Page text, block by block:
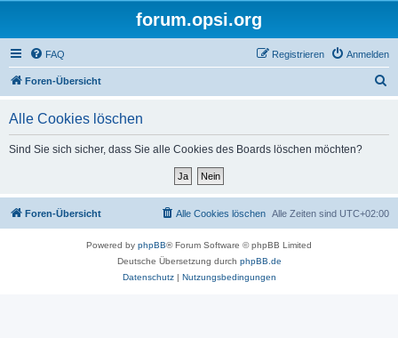
forum.opsi.org
FAQ Anmelden
Registrieren
Foren-Übersicht
Alle Cookies löschen
Sind Sie sich sicher, dass Sie alle Cookies des Boards löschen möchten?
Foren-Übersicht Alle Zeiten sind UTC+02:00
Alle Cookies löschen
Powered by phpBB® Forum Software © phpBB Limited
Deutsche Übersetzung durch phpBB.de
Datenschutz| Nutzungsbedingungen